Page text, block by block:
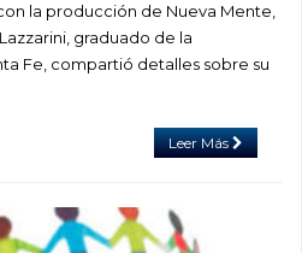
la producción de Nueva Mente,
graduado de la
Fe, compartió detalles sobre su
Leer Más